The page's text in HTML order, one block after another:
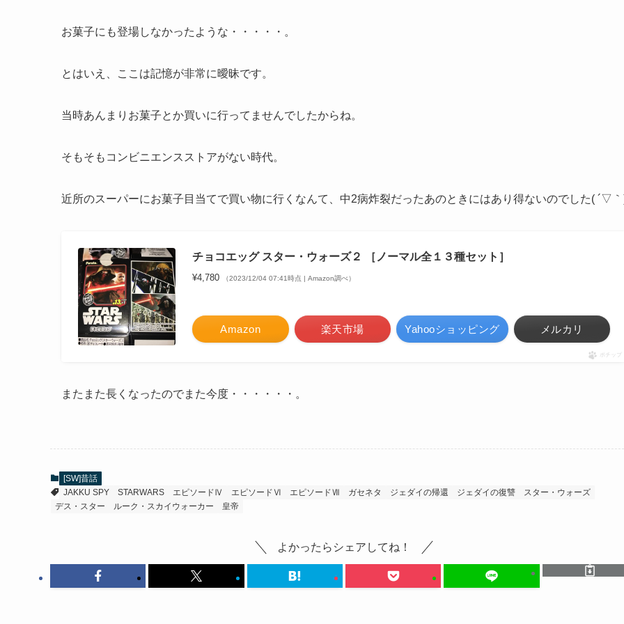
お菓子にも登場しなかったような・・・・・。
とはいえ、ここは記憶が非常に曖昧です。
当時あんまりお菓子とか買いに行ってませんでしたからね。
そもそもコンビニエンスストアがない時代。
近所のスーパーにお菓子目当てで買い物に行くなんて、中2病炸裂だったあのときにはあり得ないのでした( ´▽
チョコエッグ スター・ウォーズ２ ［ノーマル全１３種セット］
¥4,780 （2023/12/04 07:41時点 | Amazon調べ）
Amazon 楽天市場 Yahooショッピング メルカリ
ポチップ
またまた長くなったのでまた今度・・・・・・。
[SW]昔話
JAKKU SPY
STARWARS エピソードⅣ エピソードⅥ エピソードⅦ ガセネタ ジェダイの帰還 ジェダイの復讐
スター・ウォーズ
デス・スター
ルーク・スカイウォーカー 皇帝
よかったらシェアしてね！